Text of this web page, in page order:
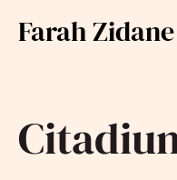
Farah Zidane